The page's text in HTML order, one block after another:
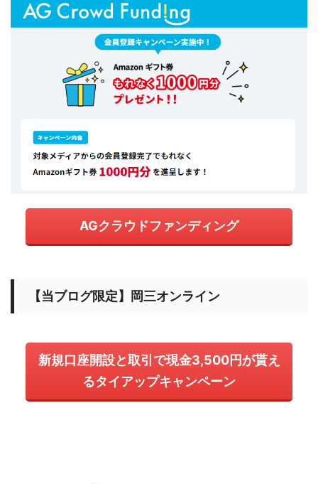
AGクラウドファンディング
【当ブログ限定】岡三オンライン
新規口座開設と取引で現金3,500円が貰え
るタイアップキャンペーン